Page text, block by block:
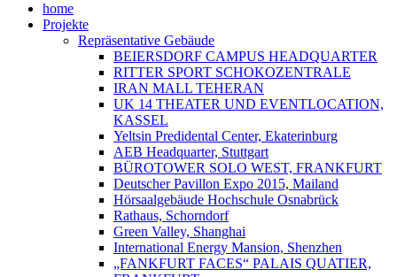
home
Projekte
Repräsentative Gebäude
BEIERSDORF CAMPUS HEADQUARTER
RITTER SPORT SCHOKOZENTRALE
IRAN MALL TEHERAN
UK 14 THEATER UND EVENTLOCATION,
KASSEL
Yeltsin Predidental Center, Ekaterinburg
AEB Headquarter, Stuttgart
BÜROTOWER SOLO WEST, FRANKFURT
Deutscher Pavillon Expo 2015, Mailand
Hörsaalgebäude Hochschule Osnabrück
Rathaus, Schorndorf
Green Valley, Shanghai
International Energy Mansion, Shenzhen
„FANKFURT FACES“ PALAIS QUATIER,